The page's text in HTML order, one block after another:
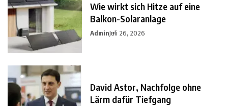
Wie wirkt sich Hitze auf eine
Balkon-Solaranlage
AdminJuli 26, 2026
David Astor, Nachfolge ohne
Lärm dafür Tiefgang